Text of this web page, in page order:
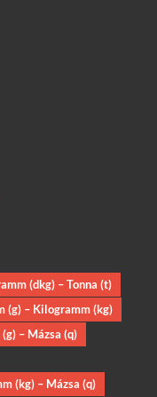
(dkg) – Tonna (t)
(g) – Kilogramm (kg)
– Mázsa (q)
(kg) – Mázsa (q)